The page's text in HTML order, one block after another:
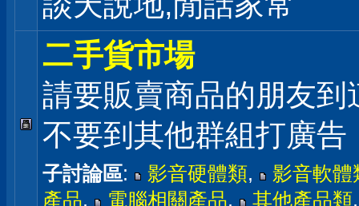
二手貨市場
請要販賣商品的朋友到
不要到其他群組打廣告
子討論區: 影音硬體類,
影音軟體
產品, 電腦相關產品, 其他產品類